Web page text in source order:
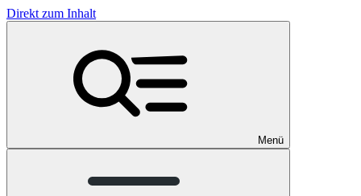
Direkt zum Inhalt
Menü